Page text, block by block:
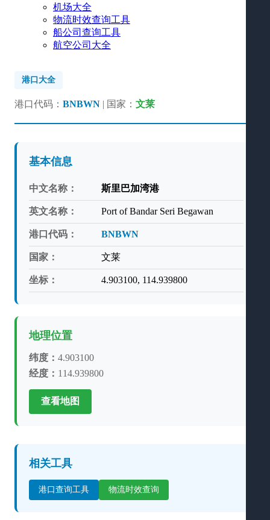
机场大全
物流时效查询工具
船公司查询工具
航空公司大全
港口大全
港口代码： BNBWN | 国家： 文莱
基本信息
中文名称： 斯里巴加湾港
英文名称： Port of Bandar Seri Begawan
港口代码： BNBWN
国家： 文莱
坐标： 4.903100, 114.939800
地理位置
纬度： 4.903100
经度： 114.939800
查看地图
相关工具
港口查询工具 物流时效查询